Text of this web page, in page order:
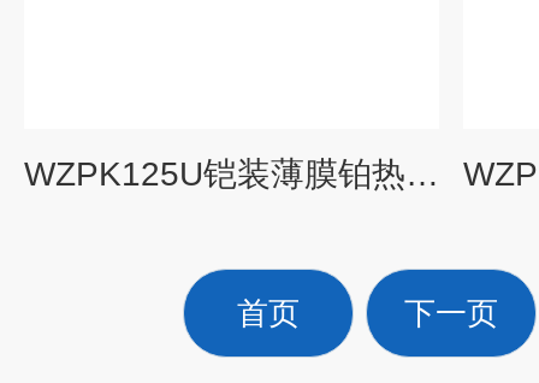
WZPK125U铠装薄膜铂热电阻，WZPK-125U，
首页 下一页